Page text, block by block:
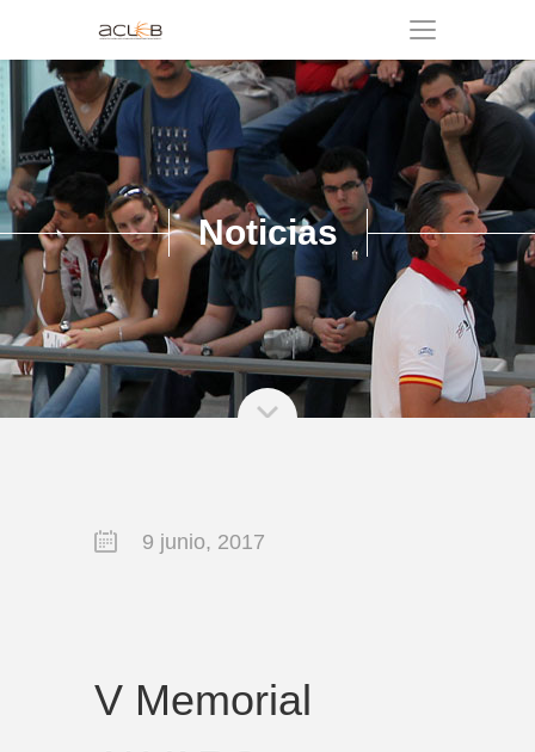
Noticias
9 junio, 2017
V Memorial